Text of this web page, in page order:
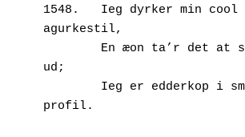
1548.	Ieg dyrker min cool
agurkestil,
ud;
profil.